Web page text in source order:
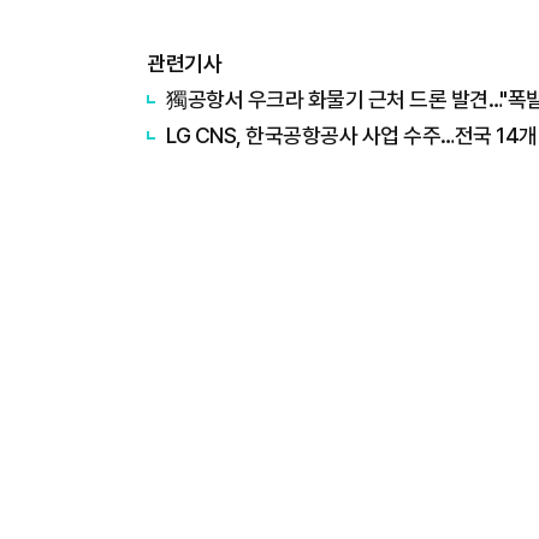
관련기사
獨공항서 우크라 화물기 근처 드론 발견…"폭
LG CNS, 한국공항공사 사업 수주…전국 14